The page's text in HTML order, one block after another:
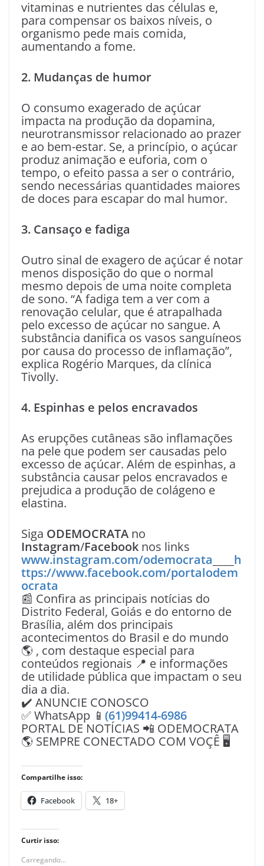
vitaminas e nutrientes das células e,
para compensar os baixos níveis, o
organismo pede mais comida,
aumentando a fome.
2. Mudanças de humor
O consumo exagerado de açúcar
impacta na produção da dopamina,
neurotransmissor relacionado ao prazer
e ao bem-estar. Se, a princípio, o açúcar
produz animação e euforia, com o
tempo, o efeito passa a ser o contrário,
sendo necessárias quantidades maiores
de doces para escapar do mal humor.
3. Cansaço e fadiga
Outro sinal de exagero de açúcar é notar
menos disposição do que o normal
mesmo depois de uma noite completa
de sono. “A fadiga tem a ver com a
renovação celular, que é atrapalhada
pelo excesso de açúcar no sangue. A
substância danifica os vasos sanguíneos
por causa do processo de inflamação”,
explica Rogério Marques, da clínica
Tivolly.
4. Espinhas e pelos encravados
As erupções cutâneas são inflamações
na pele que podem ser causadas pelo
excesso de açúcar. Além de espinhas, a
substância causar pelos encravados e
prejudica a produção de colágeno e
elastina.
Siga ODEMOCRATA no
Instagram/Facebook nos links
www.instagram.com/odemocrata
h
ttps://www.facebook.com/portalodem
ocrata
📰 Confira as principais notícias do
Distrito Federal, Goiás e do entorno de
Brasília, além dos principais
acontecimentos do Brasil e do mundo
🌎 , com destaque especial para
conteúdos regionais 📍 e informações
de utilidade pública que impactam o seu
dia a dia.
✔️ ANUNCIE CONOSCO
✅ WhatsApp 📱 (61)99414-6986
PORTAL DE NOTÍCIAS 📲 ODEMOCRATA
🌎 SEMPRE CONECTADO COM VOÇÊ 🖥️
Compartilhe isso:
Facebook 18+
Curtir isso:
Carregando...